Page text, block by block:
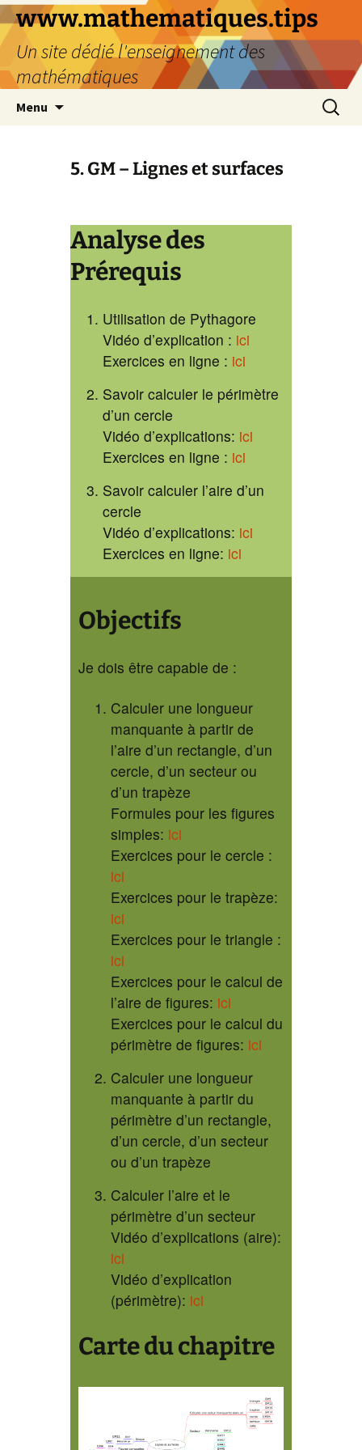
www.mathematiques.tips
Un site dédié l'enseignement des
mathématiques
Menu
5. GM – Lignes et surfaces
Analyse des
Prérequis
Utilisation de Pythagore
Vidéo d’explication : ici
Exercices en ligne : ici
Savoir calculer le périmètre
d’un cercle
Vidéo d’explications: ici
Exercices en ligne : ici
Savoir calculer l’aire d’un
cercle
Vidéo d’explications: ici
Exercices en ligne: ici
Objectifs
Je dois être capable de :
Calculer une longueur
manquante à partir de
l’aire d’un rectangle, d’un
cercle, d’un secteur ou
d’un trapèze
Formules pour les figures
simples: ici
Exercices pour le cercle :
ici
Exercices pour le trapèze:
ici
Exercices pour le triangle :
ici
Exercices pour le calcul de
l’aire de figures: ici
Exercices pour le calcul du
périmètre de figures: ici
Calculer une longueur
manquante à partir du
périmètre d’un rectangle,
d’un cercle, d’un secteur
ou d’un trapèze
Calculer l’aire et le
périmètre d’un secteur
Vidéo d’explications (aire):
ici
Vidéo d’explication
(périmètre): ici
Carte du chapitre